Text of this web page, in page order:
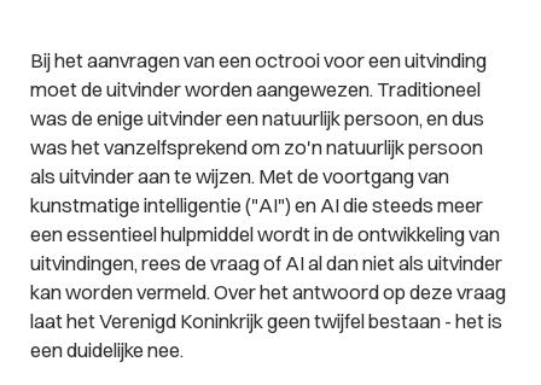
Bij het aanvragen van een octrooi voor een uitvinding
moet de uitvinder worden aangewezen. Traditioneel
was de enige uitvinder een natuurlijk persoon, en dus
was het vanzelfsprekend om zo'n natuurlijk persoon
als uitvinder aan te wijzen. Met de voortgang van
kunstmatige intelligentie ("AI") en AI die steeds meer
een essentieel hulpmiddel wordt in de ontwikkeling van
uitvindingen, rees de vraag of AI al dan niet als uitvinder
kan worden vermeld. Over het antwoord op deze vraag
laat het Verenigd Koninkrijk geen twijfel bestaan - het is
een duidelijke nee.